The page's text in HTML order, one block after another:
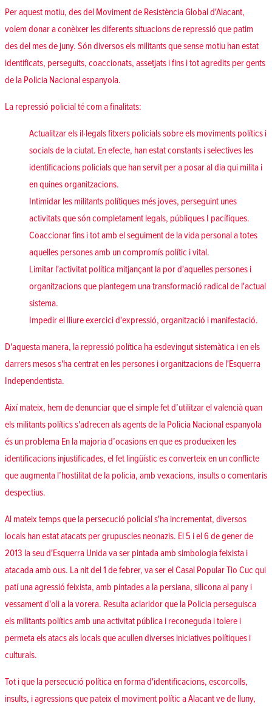
Per aquest motiu, des del Moviment de Resistència Global d'Alacant,
volem donar a conèixer les diferents situacions de repressió que patim
des del mes de juny. Són diversos els militants que sense motiu han estat
identificats, perseguits, coaccionats, assetjats i fins i tot agredits per gents
de la Policia Nacional espanyola.
La repressió policial té com a finalitats:
Actualitzar els il·legals fitxers policials sobre els moviments polítics i
socials de la ciutat. En efecte, han estat constants i selectives les
identificacions policials que han servit per a posar al dia qui milita i
en quines organitzacions.
Intimidar les militants polítiques més joves, perseguint unes
activitats que són completament legals, públiques I pacífiques.
Coaccionar fins i tot amb el seguiment de la vida personal a totes
aquelles persones amb un compromís polític i vital.
Limitar l'activitat política mitjançant la por d'aquelles persones i
organitzacions que plantegem una transformació radical de l'actual
sistema.
Impedir el lliure exercici d'expressió, organització i manifestació.
D'aquesta manera, la repressió política ha esdevingut sistemàtica i en els
darrers mesos s'ha centrat en les persones i organitzacions de l'Esquerra
Independentista.
Així mateix, hem de denunciar que el simple fet d’utilitzar el valencià quan
els militants polítics s'adrecen als agents de la Policia Nacional espanyola
és un problema En la majoria d’ocasions en que es produeixen les
identificacions injustificades, el fet lingüístic es converteix en un conflicte
que augmenta l’hostilitat de la policia, amb vexacions, insults o comentaris
despectius.
Al mateix temps que la persecució policial s'ha incrementat, diversos
locals han estat atacats per grupuscles neonazis. El 5 i el 6 de gener de
2013 la seu d'Esquerra Unida va ser pintada amb simbologia feixista i
atacada amb ous. La nit del 1 de febrer, va ser el Casal Popular Tio Cuc qui
patí una agressió feixista, amb pintades a la persiana, silicona al pany i
vessament d'oli a la vorera. Resulta aclaridor que la Policia perseguisca
els militants polítics amb una activitat pública i reconeguda i tolere i
permeta els atacs als locals que acullen diverses iniciatives polítiques i
culturals.
Tot i que la persecució política en forma d'identificacions, escorcolls,
insults, i agressions que pateix el moviment polític a Alacant ve de lluny,